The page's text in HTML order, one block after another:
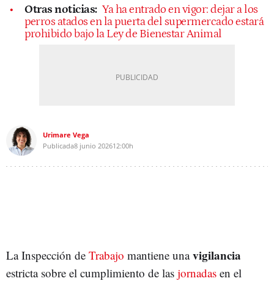
Otras noticias: Ya ha entrado en vigor: dejar a los
perros atados en la puerta del supermercado estará
prohibido bajo la Ley de Bienestar Animal
Urimare Vega
Publicada8 junio 202612:00h
La Inspección de Trabajo mantiene unavigilancia
estricta sobre el cumplimiento de las jornadas en el